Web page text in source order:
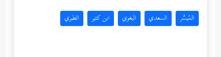
المُيسَّر السعدي البغوي ابن كثير الطبري